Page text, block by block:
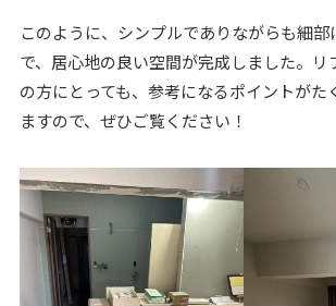
このように、シンプルでありながらも細部
で、居心地の良い空間が完成しました。リ
の方にとっても、参考になるポイントがた
ますので、ぜひご覧ください！